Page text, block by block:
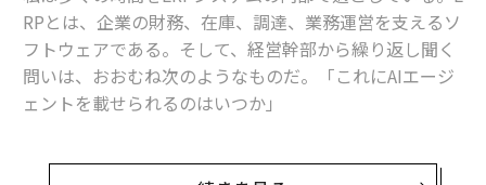
RPとは、企業の財務、在庫、調達、業務運営を支えるソ
フトウェアである。そして、経営幹部から繰り返し聞く
問いは、おおむね次のようなものだ。「これにAIエージ
ェントを載せられるのはいつか」